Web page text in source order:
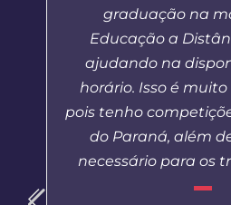
graduação na
Educação a
ajudando na
horário. Isso é
pois tenho
do Paraná, além
necessário para os